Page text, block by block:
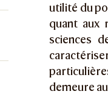
utilité du
quant aux
sciences
demeure